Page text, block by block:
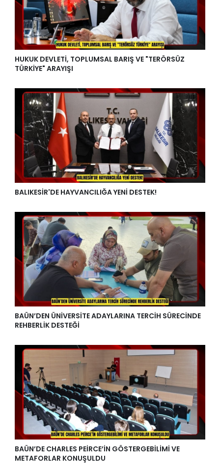
HUKUK DEVLETİ, TOPLUMSAL BARIŞ VE "TERÖRSÜZ
TÜRKİYE" ARAYIŞI
BALIKESİR'DE HAYVANCILIĞA YENİ DESTEK!
BAÜN’DEN ÜNİVERSİTE ADAYLARINA TERCİH SÜRECİNDE
REHBERLİK DESTEĞİ
BAÜN’DE CHARLES PEİRCE’İN GÖSTERGEBİLİMİ VE
METAFORLAR KONUŞULDU